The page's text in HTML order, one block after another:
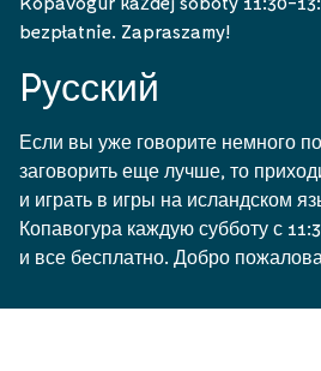
bezpłatnie. Zapraszamy!
Pусский
Если вы уже говорите немного
заговорить еще лучше, то
и играть в игры на исландском
Копавогура каждую субботу с
и все бесплатно. Добро